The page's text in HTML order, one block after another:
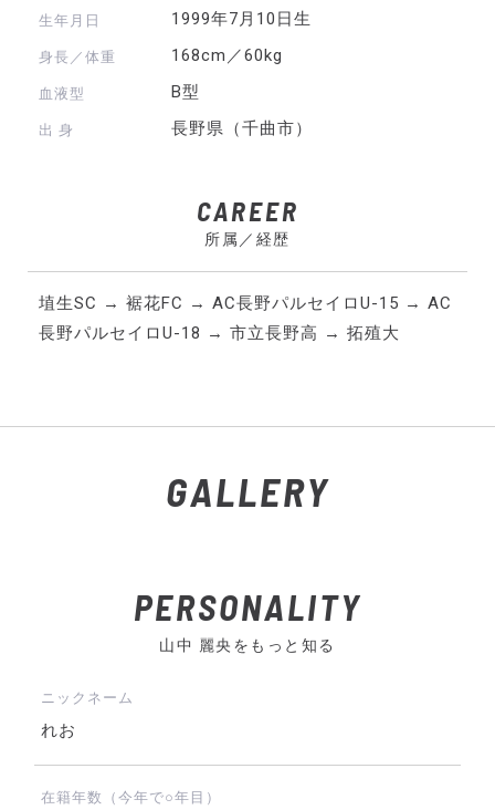
生年月日 1999年7月10日生
身長／体重 168cm／60kg
血液型 B型
出 身 長野県（千曲市）
CAREER
所属／経歴
埴生SC → 裾花FC → AC長野パルセイロU-15 → AC
長野パルセイロU-18 → 市立長野高 → 拓殖大
GALLERY
PERSONALITY
山中 麗央をもっと知る
ニックネーム
れお
在籍年数（今年で○年目）